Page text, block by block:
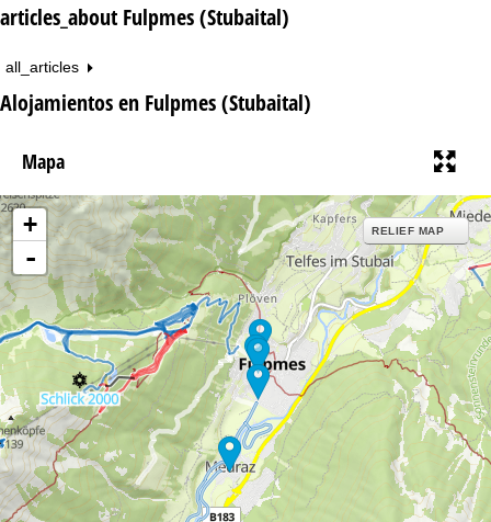
articles_about Fulpmes (Stubaital)
all_articles
Alojamientos en Fulpmes (Stubaital)
Mapa
+
-
RELIEF MAP